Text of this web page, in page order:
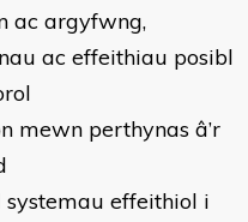
ac argyfwng,
ac effeithiau posibl
mewn perthynas â’r
systemau effeithiol i